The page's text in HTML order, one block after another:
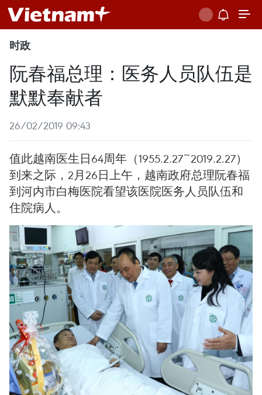
时政
阮春福总理：医务人员队伍是
默默奉献者
26/02/2019 09:43
值此越南医生日64周年（1955.2.27~2019.2.27）
到来之际，2月26日上午，越南政府总理阮春福
到河内市白梅医院看望该医院医务人员队伍和
住院病人。